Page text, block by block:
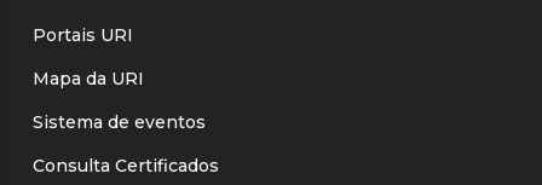
Portais URI
Mapa da URI
Sistema de eventos
Consulta Certificados